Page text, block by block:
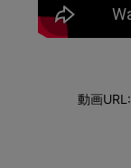
動画URL: